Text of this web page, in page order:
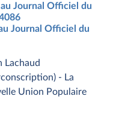
Journal Officiel du
Journal Officiel du
Lachaud
- La
Union Populaire